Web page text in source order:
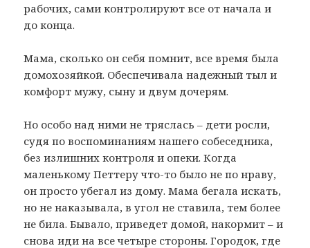
рабочих, сами контролируют все от начала и
до конца.
Мама, сколько он себя помнит, все время была
домохозяйкой. Обеспечивала надежный тыл и
комфорт мужу, сыну и двум дочерям.
Но особо над ними не тряслась – дети росли,
судя по воспоминаниям нашего собеседника,
без излишних контроля и опеки. Когда
маленькому Петтеру что-то было не по нраву,
он просто убегал из дому. Мама бегала искать,
но не наказывала, в угол не ставила, тем более
не била. Бывало, приведет домой, накормит – и
снова иди на все четыре стороны. Городок, где